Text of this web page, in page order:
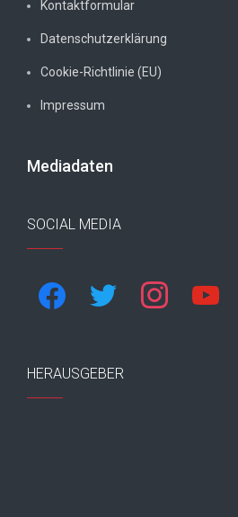
Kontaktformular
Datenschutzerklärung
Cookie-Richtlinie (EU)
Impressum
Mediadaten
SOCIAL MEDIA
facebook twitter instagram youtube
HERAUSGEBER